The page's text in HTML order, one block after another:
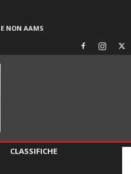
NON AAMS
CLASSIFICHE